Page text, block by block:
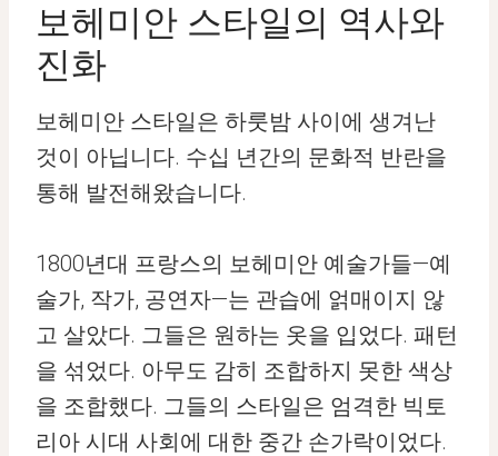
보헤미안 스타일의 역사와
진화
보헤미안 스타일은 하룻밤 사이에 생겨난
것이 아닙니다. 수십 년간의 문화적 반란을
통해 발전해왔습니다.
1800년대 프랑스의 보헤미안 예술가들—예
술가, 작가, 공연자—는 관습에 얽매이지 않
고 살았다. 그들은 원하는 옷을 입었다. 패턴
을 섞었다. 아무도 감히 조합하지 못한 색상
을 조합했다. 그들의 스타일은 엄격한 빅토
리아 시대 사회에 대한 중간 손가락이었다.